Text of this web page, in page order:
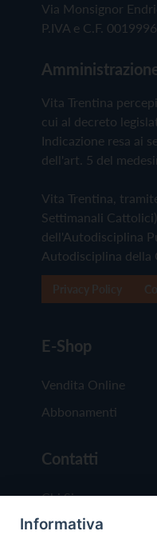
Via Monsignor
P.IVA e C.F.
Vita Trentina
cui al decreto
Indicazione resa ai
dell'art. 5 del
Vita Trentina,
Settimanali
dell'Autodisciplina
Autodisciplina della
E-Shop
Vendita Online
Abbonamenti
Contatti
Chi Siamo
Redazione
Informativa